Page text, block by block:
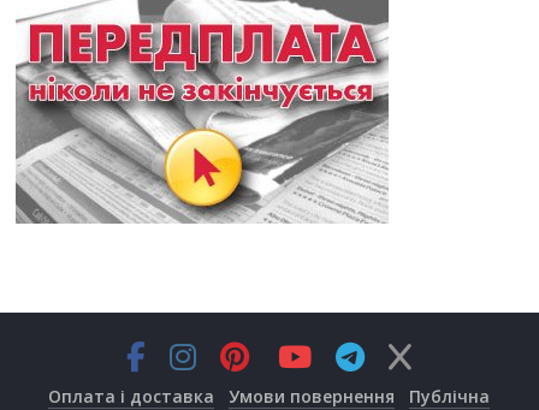
Оплата і доставка Умови повернення
Публічна